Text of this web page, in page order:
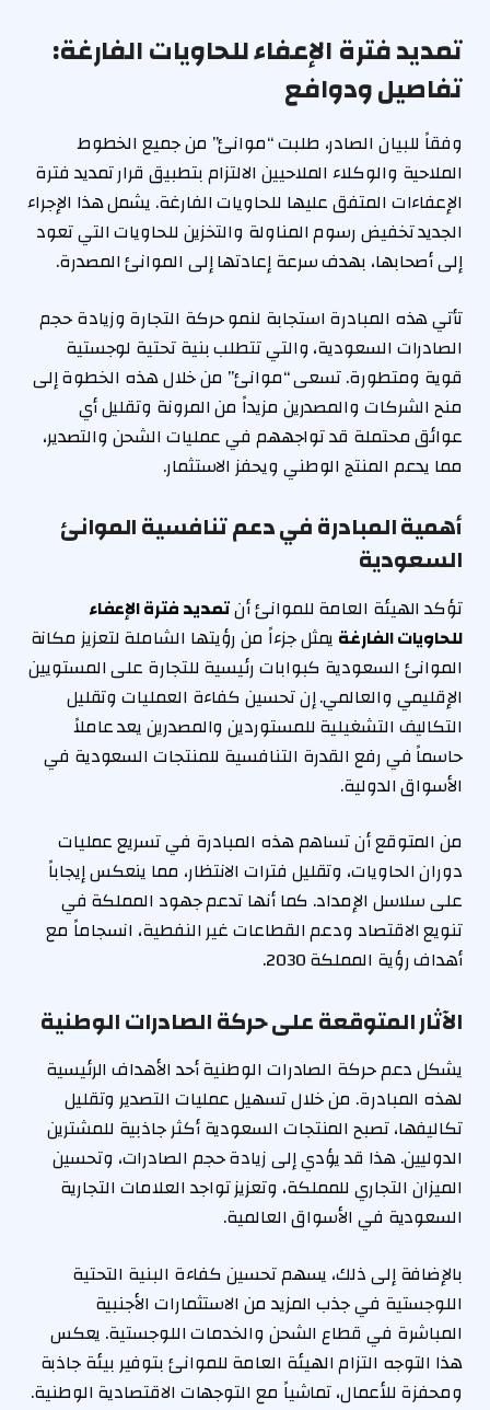
تمديد فترة الإعفاء للحاويات الفارغة:
تفاصيل ودوافع
وفقاً للبيان الصادر، طلبت “موانئ” من جميع الخطوط
الملاحية والوكلاء الملاحيين الالتزام بتطبيق قرار تمديد فترة
الإعفاءات المتفق عليها للحاويات الفارغة. يشمل هذا الإجراء
الجديد تخفيض رسوم المناولة والتخزين للحاويات التي تعود
إلى أصحابها، بهدف سرعة إعادتها إلى الموانئ المصدرة.
تأتي هذه المبادرة استجابة لنمو حركة التجارة وزيادة حجم
الصادرات السعودية، والتي تتطلب بنية تحتية لوجستية
قوية ومتطورة. تسعى “موانئ” من خلال هذه الخطوة إلى
منح الشركات والمصدرين مزيداً من المرونة وتقليل أي
عوائق محتملة قد تواجههم في عمليات الشحن والتصدير،
مما يدعم المنتج الوطني ويحفز الاستثمار.
أهمية المبادرة في دعم تنافسية الموانئ
السعودية
تؤكد الهيئة العامة للموانئ أنتمديد فترة الإعفاء
للحاويات الفارغة يمثل جزءاً من رؤيتها الشاملة لتعزيز مكانة
الموانئ السعودية كبوابات رئيسية للتجارة على المستويين
الإقليمي والعالمي. إن تحسين كفاءة العمليات وتقليل
التكاليف التشغيلية للمستوردين والمصدرين يعد عاملاً
حاسماً في رفع القدرة التنافسية للمنتجات السعودية في
الأسواق الدولية.
من المتوقع أن تساهم هذه المبادرة في تسريع عمليات
دوران الحاويات، وتقليل فترات الانتظار، مما ينعكس إيجاباً
على سلاسل الإمداد. كما أنها تدعم جهود المملكة في
تنويع الاقتصاد ودعم القطاعات غير النفطية، انسجاماً مع
أهداف رؤية المملكة 2030.
الآثار المتوقعة على حركة الصادرات الوطنية
يشكل دعم حركة الصادرات الوطنية أحد الأهداف الرئيسية
لهذه المبادرة. من خلال تسهيل عمليات التصدير وتقليل
تكاليفها، تصبح المنتجات السعودية أكثر جاذبية للمشترين
الدوليين. هذا قد يؤدي إلى زيادة حجم الصادرات، وتحسين
الميزان التجاري للمملكة، وتعزيز تواجد العلامات التجارية
السعودية في الأسواق العالمية.
بالإضافة إلى ذلك، يسهم تحسين كفاءة البنية التحتية
اللوجستية في جذب المزيد من الاستثمارات الأجنبية
المباشرة في قطاع الشحن والخدمات اللوجستية. يعكس
هذا التوجه التزام الهيئة العامة للموانئ بتوفير بيئة جاذبة
ومحفزة للأعمال، تماشياً مع التوجهات الاقتصادية الوطنية.